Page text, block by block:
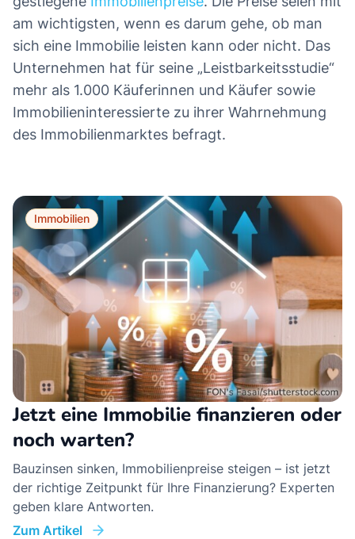
am wichtigsten, wenn es darum gehe, ob man
sich eine Immobilie leisten kann oder nicht. Das
Unternehmen hat für seine „Leistbarkeitsstudie“
mehr als 1.000 Käuferinnen und Käufer sowie
Immobilieninteressierte zu ihrer Wahrnehmung
des Immobilienmarktes befragt.
Immobilien
Jetzt eine Immobilie finanzieren oder
noch warten?
Bauzinsen sinken, Immobilienpreise steigen – ist jetzt
der richtige Zeitpunkt für Ihre Finanzierung? Experten
geben klare Antworten.
Zum Artikel